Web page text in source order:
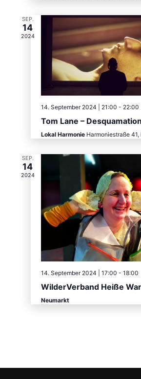
SEP.
14
2024
14. September 2024 | 21:00 - 22:00
Tom Lane – Desquamation
Lokal Harmonie Harmoniestraße 41,
SEP.
14
2024
14. September 2024 | 17:00 - 18:00
WilderVerband Heiße
Neumarkt